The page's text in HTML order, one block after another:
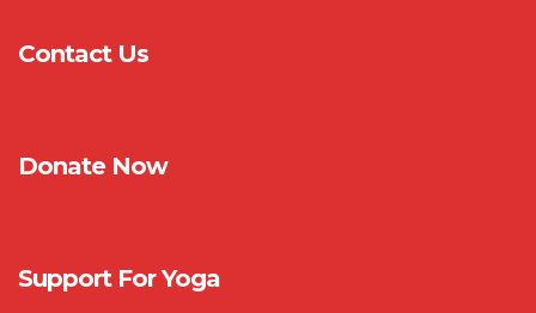
Contact Us
Donate Now
Support For Yoga